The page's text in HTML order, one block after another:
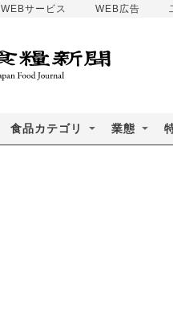
WEBサービス WEB広告
食品カテゴリ 業態